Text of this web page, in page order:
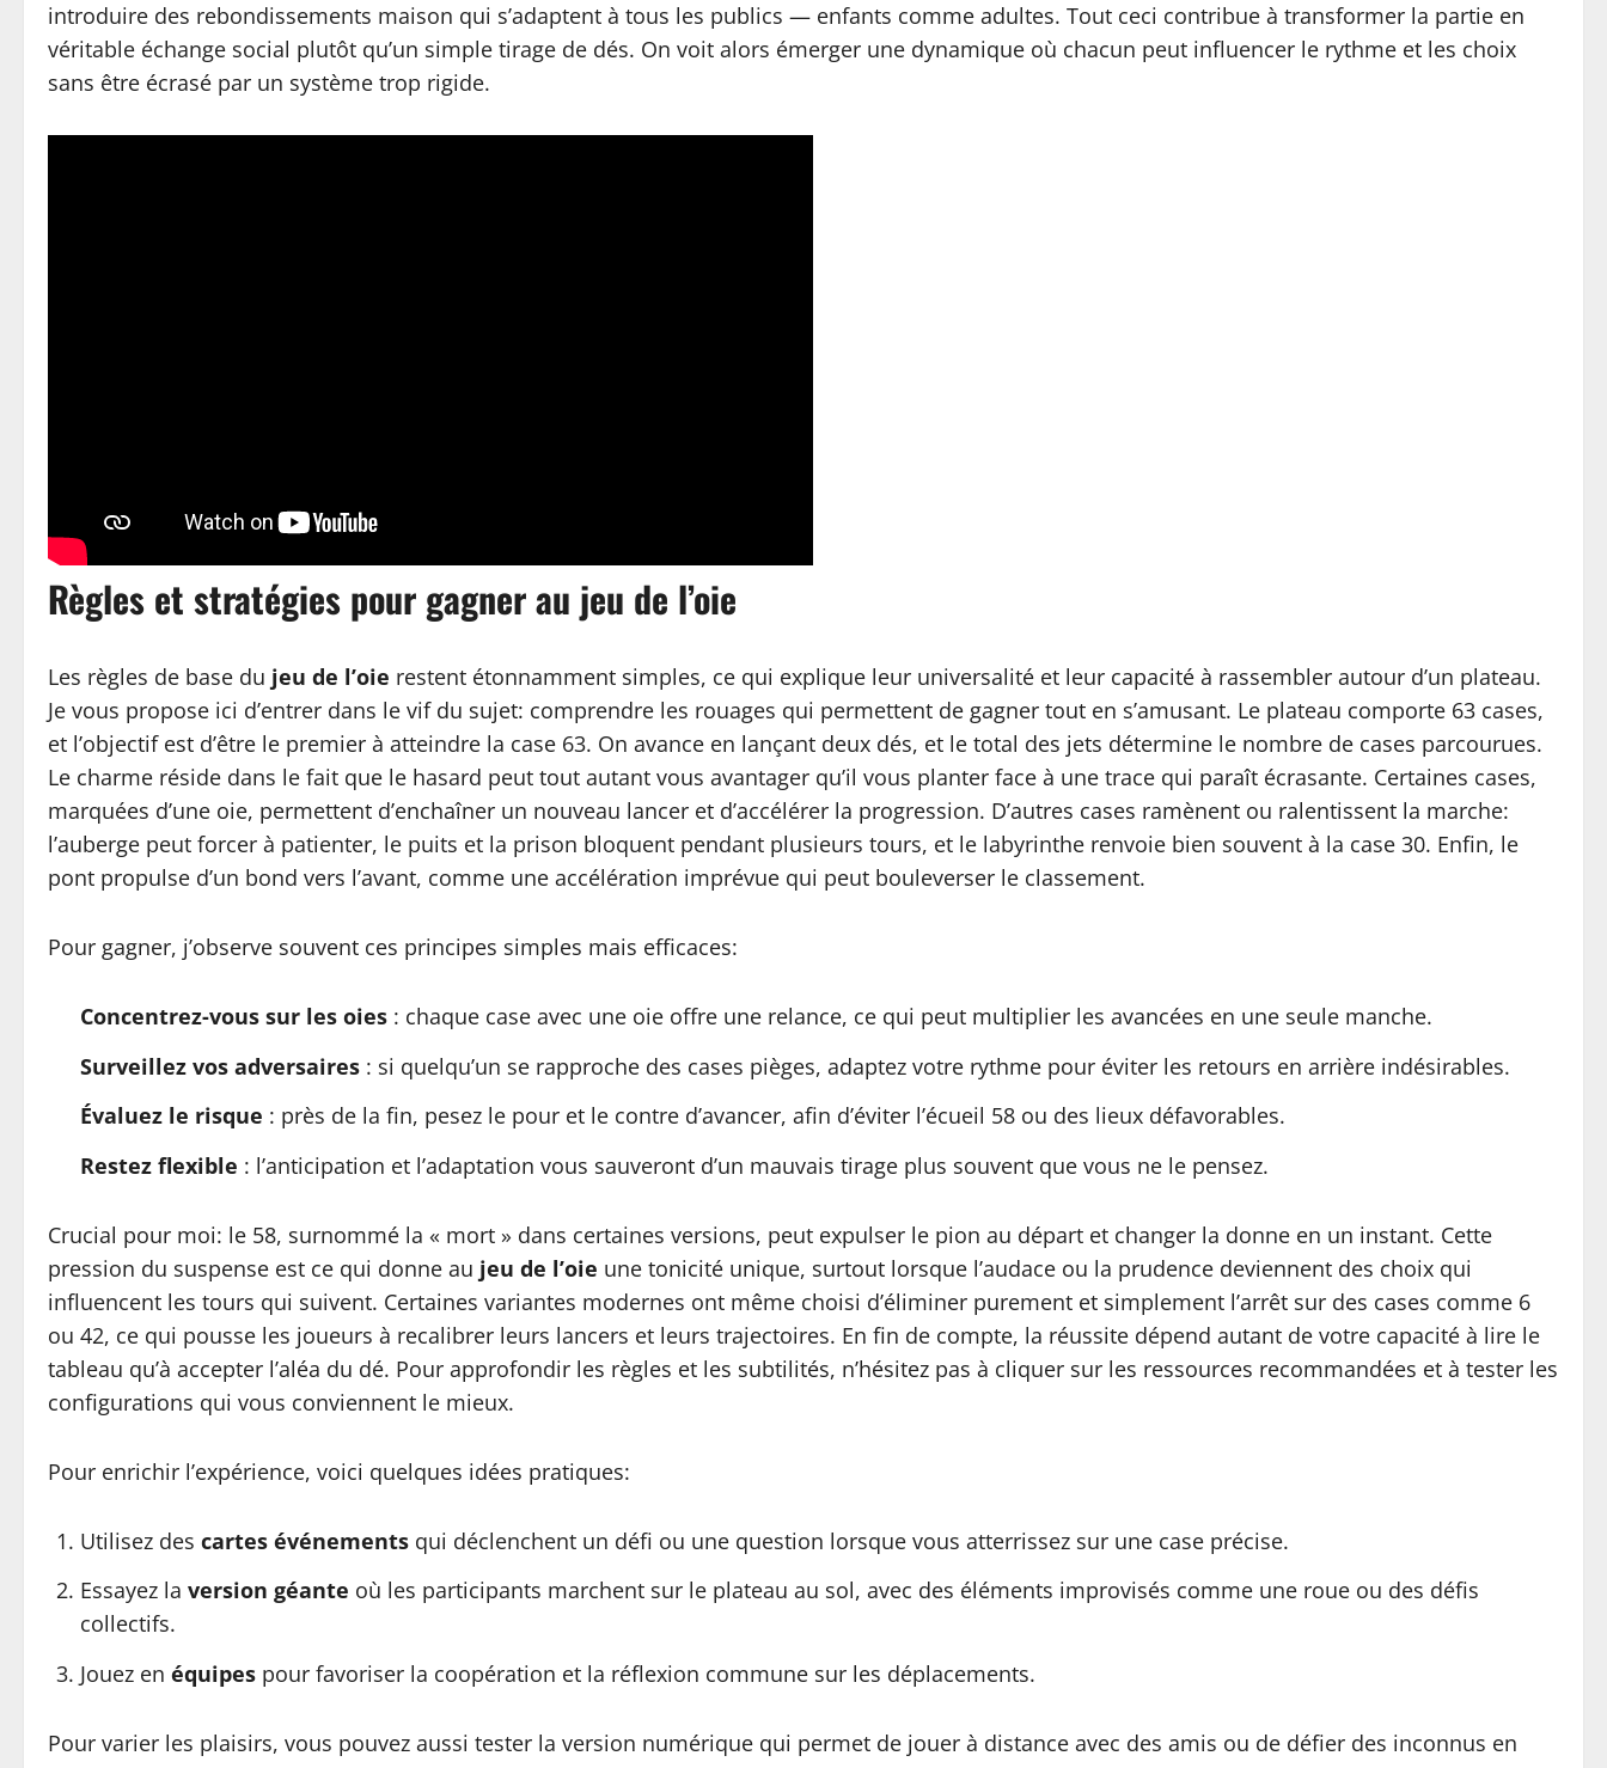
introduire des rebondissements maison qui s’adaptent à tous les publics — enfants comme adultes. Tout ceci contribue à transformer la partie en
véritable échange social plutôt qu’un simple tirage de dés. On voit alors émerger une dynamique où chacun peut influencer le rythme et les choix
sans être écrasé par un système trop rigide.
Règles et stratégies pour gagner au jeu de l’oie
Les règles de base du jeu de l’oie restent étonnamment simples, ce qui explique leur universalité et leur capacité à rassembler autour d’un plateau.
Je vous propose ici d’entrer dans le vif du sujet: comprendre les rouages qui permettent de gagner tout en s’amusant. Le plateau comporte 63 cases,
et l’objectif est d’être le premier à atteindre la case 63. On avance en lançant deux dés, et le total des jets détermine le nombre de cases parcourues.
Le charme réside dans le fait que le hasard peut tout autant vous avantager qu’il vous planter face à une trace qui paraît écrasante. Certaines cases,
marquées d’une oie, permettent d’enchaîner un nouveau lancer et d’accélérer la progression. D’autres cases ramènent ou ralentissent la marche:
l’auberge peut forcer à patienter, le puits et la prison bloquent pendant plusieurs tours, et le labyrinthe renvoie bien souvent à la case 30. Enfin, le
pont propulse d’un bond vers l’avant, comme une accélération imprévue qui peut bouleverser le classement.
Pour gagner, j’observe souvent ces principes simples mais efficaces:
Concentrez-vous sur les oies : chaque case avec une oie offre une relance, ce qui peut multiplier les avancées en une seule manche.
Surveillez vos adversaires : si quelqu’un se rapproche des cases pièges, adaptez votre rythme pour éviter les retours en arrière indésirables.
Évaluez le risque : près de la fin, pesez le pour et le contre d’avancer, afin d’éviter l’écueil 58 ou des lieux défavorables.
Restez flexible : l’anticipation et l’adaptation vous sauveront d’un mauvais tirage plus souvent que vous ne le pensez.
Crucial pour moi: le 58, surnommé la « mort » dans certaines versions, peut expulser le pion au départ et changer la donne en un instant. Cette
pression du suspense est ce qui donne au jeu de l’oie une tonicité unique, surtout lorsque l’audace ou la prudence deviennent des choix qui
influencent les tours qui suivent. Certaines variantes modernes ont même choisi d’éliminer purement et simplement l’arrêt sur des cases comme 6
ou 42, ce qui pousse les joueurs à recalibrer leurs lancers et leurs trajectoires. En fin de compte, la réussite dépend autant de votre capacité à lire le
tableau qu’à accepter l’aléa du dé. Pour approfondir les règles et les subtilités, n’hésitez pas à cliquer sur les ressources recommandées et à tester les
configurations qui vous conviennent le mieux.
Pour enrichir l’expérience, voici quelques idées pratiques:
Utilisez des cartes événements qui déclenchent un défi ou une question lorsque vous atterrissez sur une case précise.
Essayez la version géante où les participants marchent sur le plateau au sol, avec des éléments improvisés comme une roue ou des défis
collectifs.
Jouez en équipes pour favoriser la coopération et la réflexion commune sur les déplacements.
Pour varier les plaisirs, vous pouvez aussi tester la version numérique qui permet de jouer à distance avec des amis ou de défier des inconnus en